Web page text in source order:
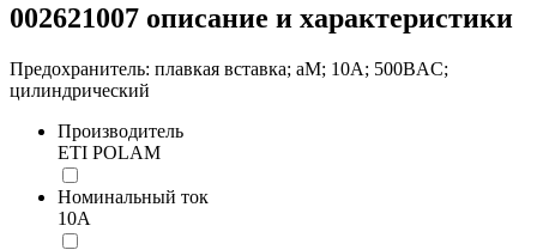
002621007 описание и характеристики
Предохранитель: плавкая вставка; aM; 10А; 500ВAC;
цилиндрический
Производитель
ETI POLAM
Номинальный ток
10А